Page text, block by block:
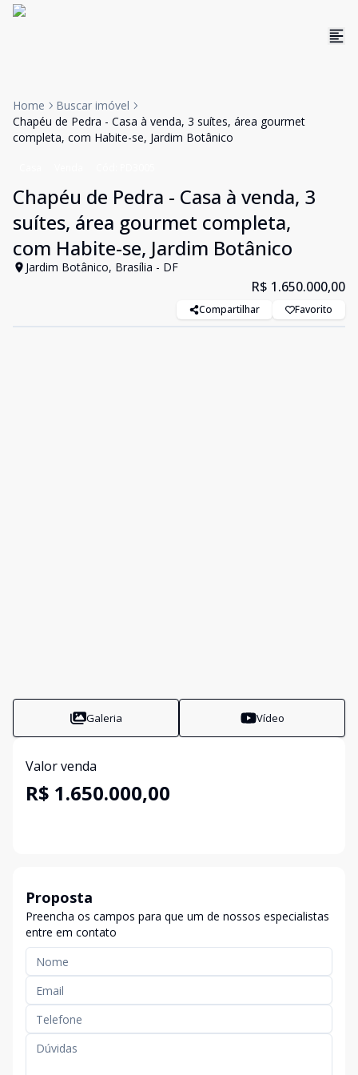
Home
Buscar imóvel
Chapéu de Pedra - Casa à venda, 3 suítes, área gourmet
completa, com Habite-se, Jardim Botânico
Chapéu de Pedra - Casa à venda, 3
suítes, área gourmet completa,
com Habite-se, Jardim Botânico
Jardim Botânico, Brasília - DF
R$ 1.650.000,00
Compartilhar Favorito
Galeria Vídeo
Valor venda
R$ 1.650.000,00
Proposta
Preencha os campos para que um de nossos especialistas
entre em contato